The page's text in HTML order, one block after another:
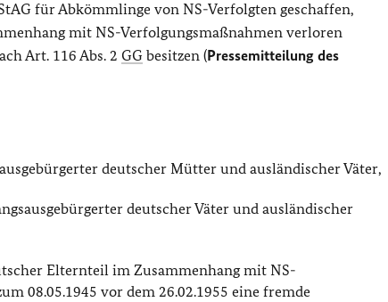
für Abkömmlinge von NS-Verfolgten geschaffen,
mit NS-Verfolgungsmaßnahmen verloren
Art. 116 Abs. 2 GG besitzen (Pressemitteilung des
deutscher Mütter und ausländischer Väter,
deutscher Väter und ausländischer
Elternteil im Zusammenhang mit NS-
08.05.1945 vor dem 26.02.1955 eine fremde